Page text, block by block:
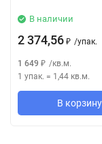
В наличии
2 374,56 ₽ /упак.
1 649 ₽ /кв.м.
1 упак. = 1,44 кв.м.
В корзину